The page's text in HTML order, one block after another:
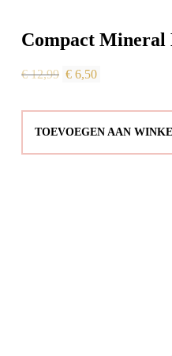
Compact Mineral
€12,99 Oorspronkelijke
€ 6,50
TOEVOEGEN AAN